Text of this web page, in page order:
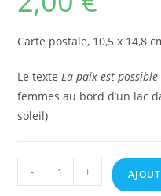
Carte postale, 10,5 x 14,8
Le texteLa paix est possible
femmes au bord d’un lac
soleil)
- +